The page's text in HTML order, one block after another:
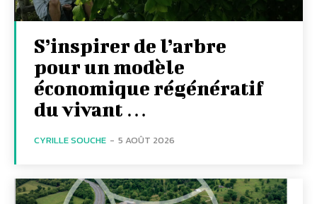
S’inspirer de l’arbre
pour un modèle
économique régénératif
du vivant …
CYRILLE SOUCHE - 5 AOÛT 2026